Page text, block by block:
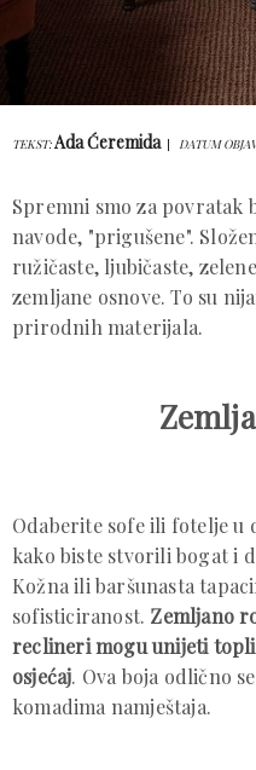
TEKST:Ada Ćeremida DATUM
Spremni smo za povratak
navode, "prigušene".
ružičaste, ljubičaste,
zemljane osnove. To su
prirodnih materijala.
Odaberite sofe ili fotelje u
kako biste stvorili bogat i
Kožna ili baršunasta
sofisticiranost. Zemljano
reclineri mogu unijeti
osjećaj. Ova boja odlično
komadima namještaja.